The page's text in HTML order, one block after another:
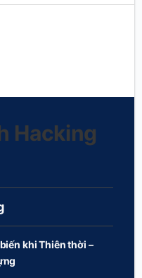
Hacking
khi Thiên thời –